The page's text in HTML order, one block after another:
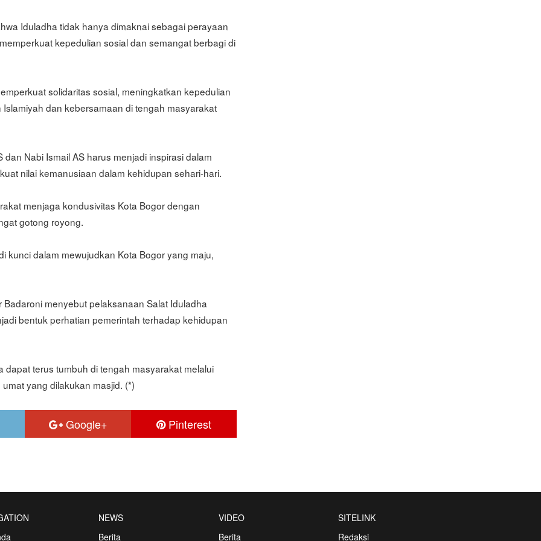
Iduladha tidak hanya dimaknai sebagai perayaan
kepedulian sosial dan semangat berbagi di
solidaritas sosial, meningkatkan kepedulian
dan kebersamaan di tengah masyarakat
Nabi Ismail AS harus menjadi inspirasi dalam
nilai kemanusiaan dalam kehidupan sehari-hari.
menjaga kondusivitas Kota Bogor dengan
gotong royong.
kunci dalam mewujudkan Kota Bogor yang maju,
menyebut pelaksanaan Salat Iduladha
bentuk perhatian pemerintah terhadap kehidupan
terus tumbuh di tengah masyarakat melalui
yang dilakukan masjid. (*)
Google+ Pinterest
NEWS
Berita
VIDEO
Berita
SITELINK
Redaksi